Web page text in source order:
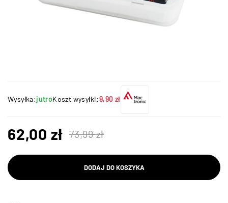
Wysyłka:jutroKoszt wysyłki:9,90 zł
73,99zł
62,00 zł
DODAJ DO KOSZYKA